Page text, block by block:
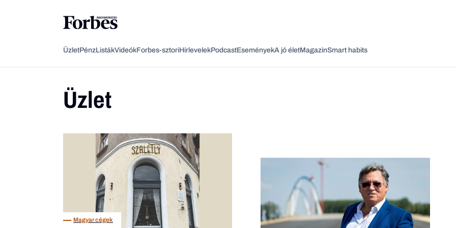
Vagy fedezze fel a következő témákat
Legyél jobb!
ÜzletPénzListákVideókForbes-sztoriHírlevelekPodcastEseményekA jó életMagazinSmart habits
Üzlet
Magyar cégek